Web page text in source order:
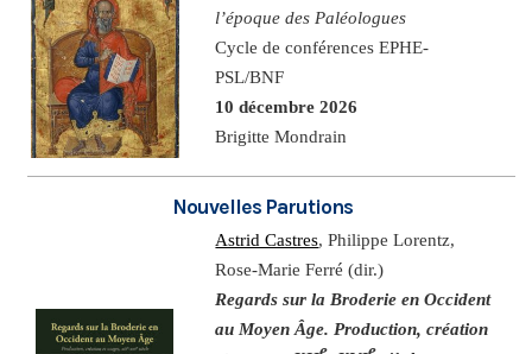
l’époque des Paléologues
Cycle de conférences EPHE-
PSL/BNF
10 décembre 2026
Brigitte Mondrain
Nouvelles Parutions
Astrid Castres, Philippe Lorentz,
Rose-Marie Ferré (dir.)
Regards sur la Broderie en Occident
au Moyen Âge. Production, création